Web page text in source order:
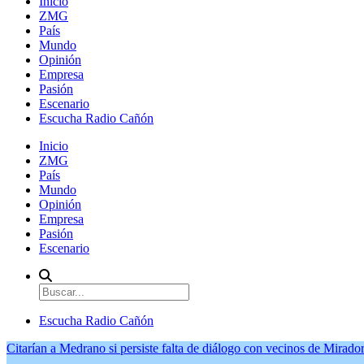
ZMG
País
Mundo
Opinión
Empresa
Pasión
Escenario
Escucha Radio Cañón
Inicio
ZMG
País
Mundo
Opinión
Empresa
Pasión
Escenario
Escucha Radio Cañón
Citarían a Medrano si persiste falta de diálogo con vecinos de